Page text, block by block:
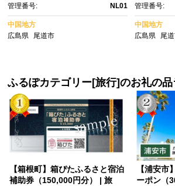
つ 小分け グラノラ 人気 おすす
め 尾道市】
管理番号: NL01
中国地方
広島県
尾道市
ナ イチジ
ェラート
県 尾道市
管理番号:
中国地方
広島県
尾
ふるぽカテゴリー[旅行]のお礼の
【箱根町】箱ぴたふるさと宿泊
補助券（150,000円分） | 旅
【浦安市
ーポン（